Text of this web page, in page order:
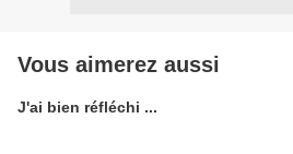
Vous aimerez aussi
J'ai bien réfléchi ...